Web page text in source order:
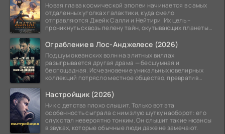
Новая глава космической эпопеи начинается в самых
отдаленных уголках галактики, куда смело
отправляются Джейк Салли и Нейтири. Их цель –
проникнуть сквозь пелену тайн, окутывающих планеты
Ограбление в Лос-Анджелесе (2026)
Под шум океанских волн на элитных виллах
разыгрывается другая драма — бесшумная и
беспощадная. Исчезновение уникальных ювелирных
коллекций потрясло местное общество, превратив
Настройщик (2026)
Ник с детства плохо слышит. Только вот эта
особенность сыграла с ним злую шутку наоборот: его
слух стал невероятно тонким. Он слышит такие нюансы
в звуках, которые обычные люди даже не замечают.